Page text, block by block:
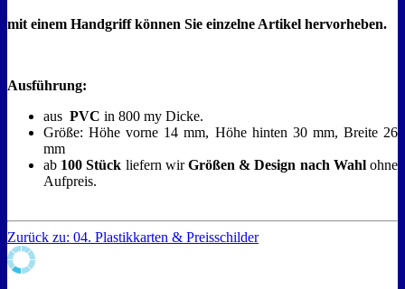
mit einem Handgriff können Sie einzelne Artikel hervorheben.
Ausführung:
aus PVC in 800 my Dicke.
Größe: Höhe vorne 14 mm, Höhe hinten 30 mm, Breite 26
mm
ab 100 Stück liefern wirGrößen & Design nach Wahlohne
Aufpreis.
Zurück zu: 04. Plastikkarten & Preisschilder